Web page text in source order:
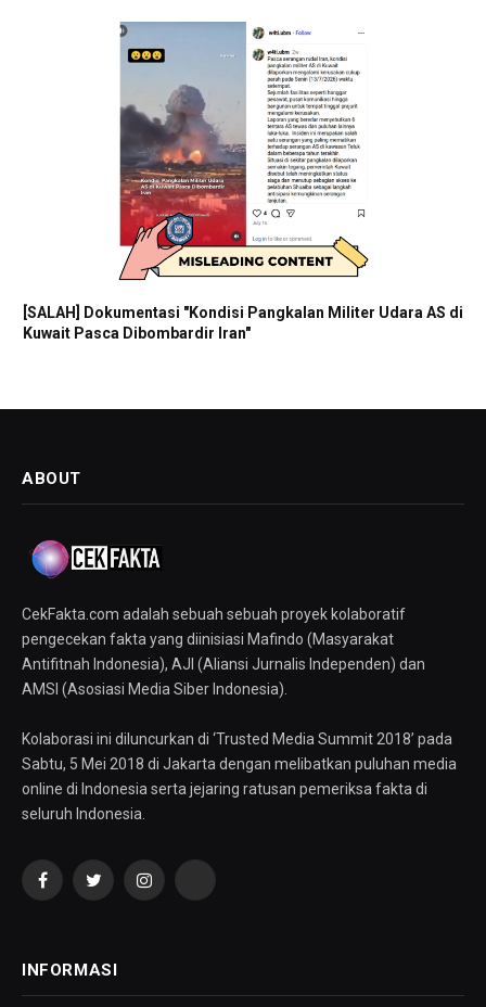
[SALAH] Dokumentasi "Kondisi Pangkalan Militer Udara AS di
Kuwait Pasca Dibombardir Iran"
ABOUT
CekFakta.com adalah sebuah sebuah proyek kolaboratif
pengecekan fakta yang diinisiasi Mafindo (Masyarakat
Antifitnah Indonesia), AJI (Aliansi Jurnalis Independen) dan
AMSI (Asosiasi Media Siber Indonesia).
Kolaborasi ini diluncurkan di ‘Trusted Media Summit 2018’ pada
Sabtu, 5 Mei 2018 di Jakarta dengan melibatkan puluhan media
online di Indonesia serta jejaring ratusan pemeriksa fakta di
seluruh Indonesia.
FacebookTwitterInstagramYouTube
INFORMASI